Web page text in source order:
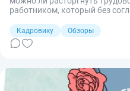
работником, который без
предусмотрена работа только
конкретном регионе.
Кадровику
Обзоры